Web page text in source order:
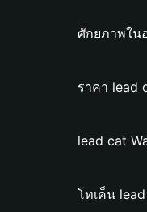
ศักยภาพใน
ราคา lead
lead cat
โทเค็น